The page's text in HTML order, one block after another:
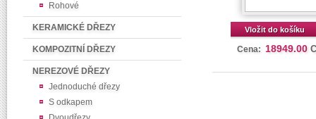
Rohové
KERAMICKÉ DŘEZY
KOMPOZITNÍ DŘEZY
NEREZOVÉ DŘEZY
Jednoduché dřezy
S odkapem
Vložit do košíku
Cena: 18949.00